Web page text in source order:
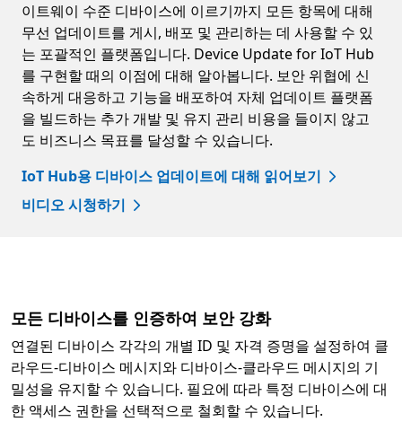
이트웨이 수준 디바이스에 이르기까지 모든 항목에 대해
무선 업데이트를 게시, 배포 및 관리하는 데 사용할 수 있
는 포괄적인 플랫폼입니다. Device Update for IoT Hub
를 구현할 때의 이점에 대해 알아봅니다. 보안 위협에 신
속하게 대응하고 기능을 배포하여 자체 업데이트 플랫폼
을 빌드하는 추가 개발 및 유지 관리 비용을 들이지 않고
도 비즈니스 목표를 달성할 수 있습니다.
IoT Hub용 디바이스 업데이트에 대해 읽어보기
비디오 시청하기
모든 디바이스를 인증하여 보안 강화
연결된 디바이스 각각의 개별 ID 및 자격 증명을 설정하여 클
라우드-디바이스 메시지와 디바이스-클라우드 메시지의 기
밀성을 유지할 수 있습니다. 필요에 따라 특정 디바이스에 대
한 액세스 권한을 선택적으로 철회할 수 있습니다.